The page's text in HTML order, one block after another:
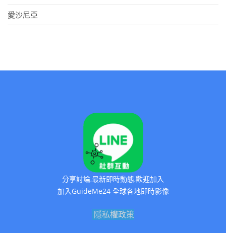
愛沙尼亞
分享討論,最新即時動態,歡迎加入
加入GuideMe24 全球各地即時影像
隱私權政策